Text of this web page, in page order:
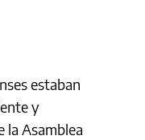
estaban
y
la Asamblea